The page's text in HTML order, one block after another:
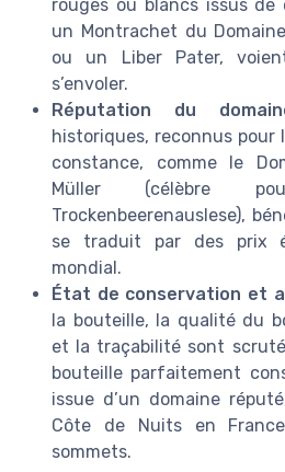
rouges ou blancs issus de
un Montrachet du
ou un Liber Pater,
s’envoler.
Réputation du
historiques, reconnus
constance, comme le
Müller (célèbre
Trockenbeerenauslese),
se traduit par des prix
mondial.
État de conservation et
la bouteille, la qualité du
et la traçabilité sont
bouteille parfaitement
issue d’un domaine
Côte de Nuits en
sommets.